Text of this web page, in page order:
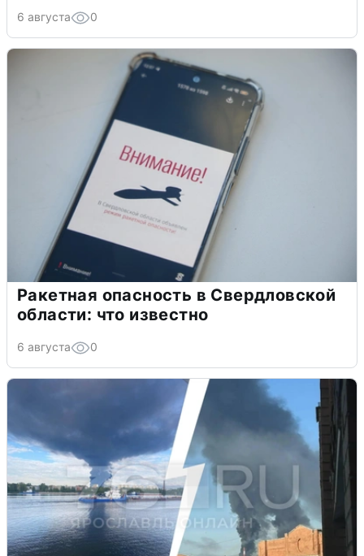
6 августа 0
Ракетная опасность в Свердловской
области: что известно
6 августа 0